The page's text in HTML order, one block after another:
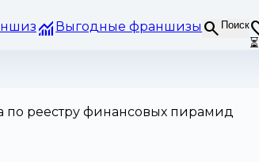
Выгодные франшизы Поиск
⏳
по реестру финансовых пирамид